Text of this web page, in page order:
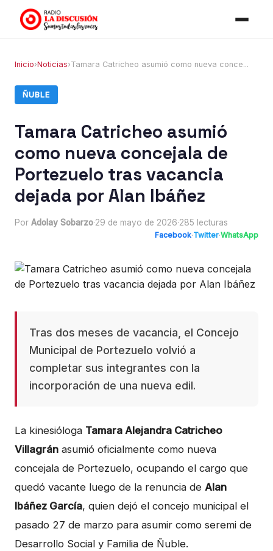
Inicio›Noticias›Tamara Catricheo asumió como nueva conce...
ÑUBLE
Tamara Catricheo asumió
como nueva concejala de
Portezuelo tras vacancia
dejada por Alan Ibáñez
Por Adolay Sobarzo·29 de mayo de 2026·285 lecturas
Facebook·Twitter·WhatsApp
Tras dos meses de vacancia, el Concejo
Municipal de Portezuelo volvió a
completar sus integrantes con la
incorporación de una nueva edil.
La kinesióloga Tamara Alejandra Catricheo
Villagrán asumió oficialmente como nueva
concejala de Portezuelo, ocupando el cargo que
quedó vacante luego de la renuncia de Alan
Ibáñez García, quien dejó el concejo municipal el
pasado 27 de marzo para asumir como seremi de
Desarrollo Social y Familia de Ñuble.